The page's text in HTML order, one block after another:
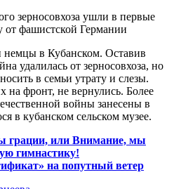
зерносовхоза ушли в первые
от фашистской Германии
немцы в Кубанском. Оставив
удалилась от зерносовхоза, но
в семьи утрату и слезы.
на фронт, не вернулись. Более
войны занесены в
в кубанском сельском музее.
грации, или Внимание, мы
гимнастику!
на попутный ветер